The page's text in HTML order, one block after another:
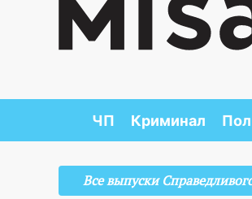
ЧП Криминал
Все выпуски